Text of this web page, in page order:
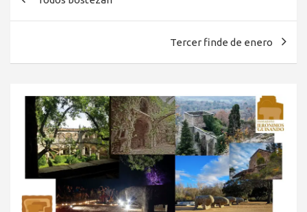
Tercer finde de enero